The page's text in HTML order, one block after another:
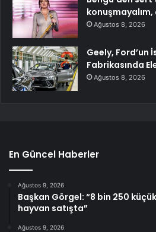
Ağustos 8, 2026
Geely, Ford’un
Fabrikasında
Ağustos 8, 2026
En Güncel Haberler
Ağustos 9, 2026
Başkan Görgel: “8 bin 250
hayvan satışta”
Ağustos 9, 2026